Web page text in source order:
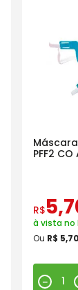
PFF2
R$5,
à vista no
Ou R$ 5,70
－